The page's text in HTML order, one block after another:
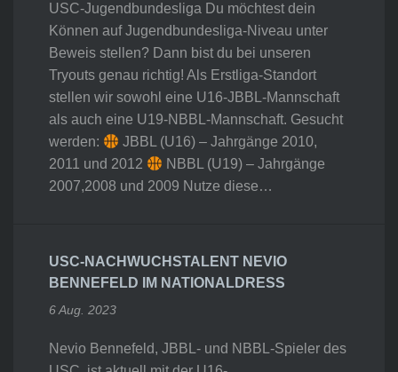
USC-Jugendbundesliga Du möchtest dein
Können auf Jugendbundesliga-Niveau unter
Beweis stellen? Dann bist du bei unseren
Tryouts genau richtig! Als Erstliga-Standort
stellen wir sowohl eine U16-JBBL-Mannschaft
als auch eine U19-NBBL-Mannschaft. Gesucht
werden:
JBBL (U16) – Jahrgänge 2010,
2011 und 2012
NBBL (U19) – Jahrgänge
2007,2008 und 2009 Nutze diese…
USC-NACHWUCHSTALENT NEVIO
BENNEFELD IM NATIONALDRESS
6 Aug. 2023
Nevio Bennefeld, JBBL- und NBBL-Spieler des